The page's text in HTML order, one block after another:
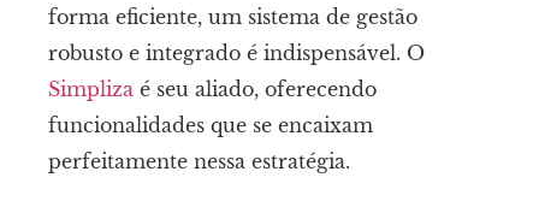
forma eficiente, um sistema de gestão
robusto e integrado é indispensável. O
Simpliza é seu aliado, oferecendo
funcionalidades que se encaixam
perfeitamente nessa estratégia.